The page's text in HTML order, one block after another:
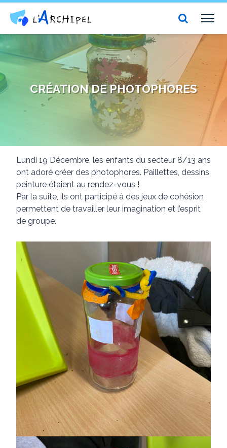
Centre social et culturel l'Archipel
CRÉATION DE PHOTOPHORES
Lundi 19 Décembre, les enfants du secteur 8/13 ans
ont adoré créer des photophores. Paillettes, dessins,
peinture étaient au rendez-vous !
Par la suite, ils ont participé à des jeux de cohésion
permettent de travailler leur imagination et l’esprit
de groupe.